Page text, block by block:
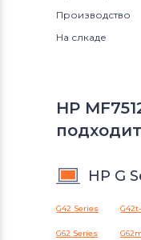
Производство
На слкаде
HP
HP G
G42 Series
G62 Series